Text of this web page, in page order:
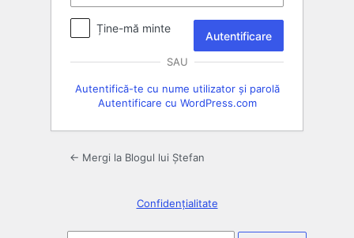
Ține-mă minte
SAU
Autentifică-te cu nume utilizator și parolă
Autentificare cu WordPress.com
← Mergi la Blogul lui Ștefan
Confidențialitate